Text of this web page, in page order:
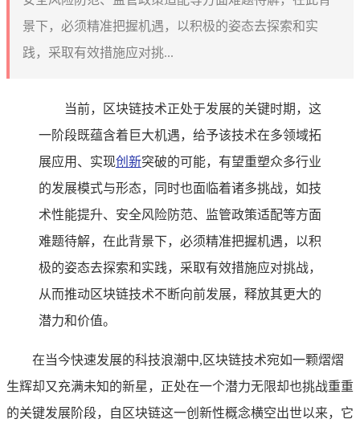
景下，必须精准把握机遇，以积极的姿态去探索和实
践，采取有效措施应对挑...
当前，区块链技术正处于发展的关键时期，这
一阶段既蕴含着巨大机遇，给予该技术在多领域拓
展应用、实现创新突破的可能，有望重塑众多行业
的发展模式与形态，同时也面临着诸多挑战，如技
术性能提升、安全风险防范、监管政策适配等方面
难题待解，在此背景下，必须精准把握机遇，以积
极的姿态去探索和实践，采取有效措施应对挑战，
从而推动区块链技术不断向前发展，释放其更大的
潜力和价值。
在当今快速发展的科技浪潮中,区块链技术宛如一颗熠熠
生辉却又充满未知的新星，正处在一个潜力无限却也挑战重重
的关键发展阶段，自区块链这一创新性概念横空出世以来，它